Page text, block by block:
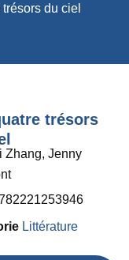
du ciel
trésors
Zhang, Jenny
Littérature